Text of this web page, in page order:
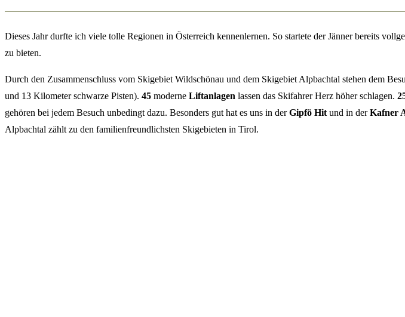
Dieses Jahr durfte ich viele tolle Regionen in Österreich kennenlernen. So startete der Jänner bereits
zu bieten.
Durch den Zusammenschluss vom Skigebiet Wildschönau und dem Skigebiet Alpbachtal stehen dem
und 13 Kilometer schwarze Pisten). 45 moderne Liftanlagen lassen das Skifahrer Herz höher schlagen.
gehören bei jedem Besuch unbedingt dazu. Besonders gut hat es uns in derGipfö Hit und in derKafner
Alpbachtal zählt zu den familienfreundlichsten Skigebieten in Tirol.